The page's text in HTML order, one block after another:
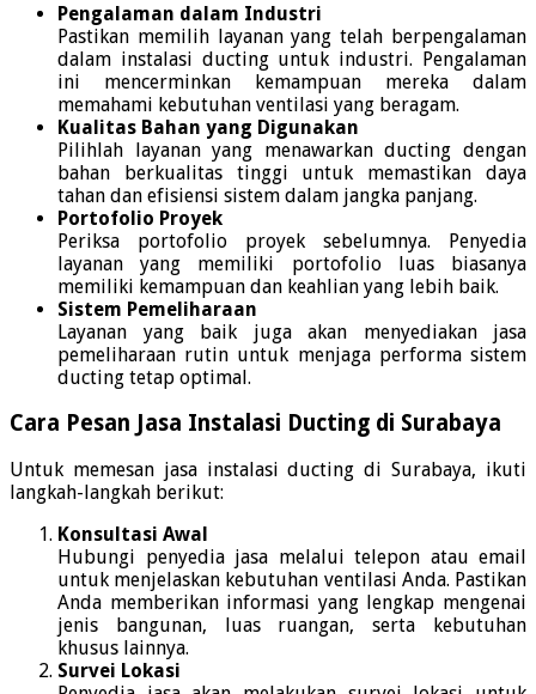
Pengalaman dalam Industri
Pastikan memilih layanan yang telah berpengalaman
dalam instalasi ducting untuk industri. Pengalaman
ini mencerminkan kemampuan mereka dalam
memahami kebutuhan ventilasi yang beragam.
Kualitas Bahan yang Digunakan
Pilihlah layanan yang menawarkan ducting dengan
bahan berkualitas tinggi untuk memastikan daya
tahan dan efisiensi sistem dalam jangka panjang.
Portofolio Proyek
Periksa portofolio proyek sebelumnya. Penyedia
layanan yang memiliki portofolio luas biasanya
memiliki kemampuan dan keahlian yang lebih baik.
Sistem Pemeliharaan
Layanan yang baik juga akan menyediakan jasa
pemeliharaan rutin untuk menjaga performa sistem
ducting tetap optimal.
Cara Pesan Jasa Instalasi Ducting di Surabaya
Untuk memesan jasa instalasi ducting di Surabaya, ikuti
langkah-langkah berikut:
Konsultasi Awal
Hubungi penyedia jasa melalui telepon atau email
untuk menjelaskan kebutuhan ventilasi Anda. Pastikan
Anda memberikan informasi yang lengkap mengenai
jenis bangunan, luas ruangan, serta kebutuhan
khusus lainnya.
Survei Lokasi